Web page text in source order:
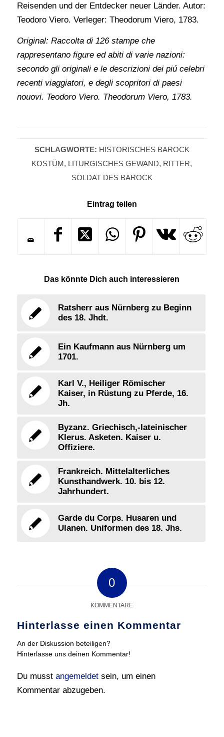
Reisenden und der Entdecker neuer Länder. Autor:
Teodoro Viero. Verleger: Theodorum Viero, 1783.
Original: Raccolta di 126 stampe che
rappresentano figure ed abiti di varie nazioni:
secondo gli originali e le descrizioni dei piú celebri
recenti viaggiatori, e degli scopritori di paesi
nouovi. Teodoro Viero. Theodorum Viero, 1783.
SCHLAGWORTE: HISTORISCHES BAROCK
KOSTÜM, LITURGISCHES GEWAND, RITTER,
SOLDAT DES BAROCK
Eintrag teilen
Das könnte Dich auch interessieren
Ratsherr aus Nürnberg zu Beginn
des 18. Jhdt.
Ein Kaufmann aus Nürnberg um
1701.
Karl V., Heiliger Römischer
Kaiser, in Rüstung zu Pferde, 16.
Jh.
Byzanz. Griechisch,-lateinischer
Klerus. Asketen. Kaiser u.
Offiziere.
Frankreich. Mittelalterliches
Kunsthandwerk. 10. bis 12.
Jahrhundert.
Garde du Corps. Husaren und
Ulanen. Uniformen des 18. Jhs.
0
KOMMENTARE
Hinterlasse einen Kommentar
An der Diskussion beteiligen?
Hinterlasse uns deinen Kommentar!
Du musst angemeldetsein, um einen
Kommentar abzugeben.